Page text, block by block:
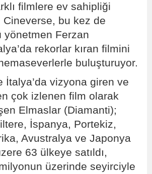
filmlere ev sahipliği
bu kez de
yönetmen Ferzan
rekorlar kıran filmini
buluşturuyor.
İtalya’da vizyona giren ve
çok izlenen film olarak
Elmaslar (Diamanti);
İspanya, Portekiz,
Avustralya ve Japonya
63 ülkeye satıldı,
üzerinde seyirciyle